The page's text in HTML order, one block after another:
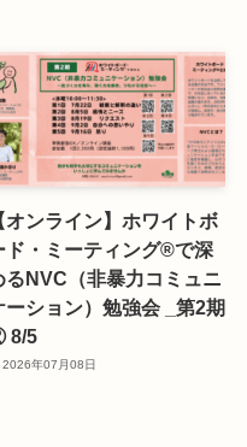
オンライン】ホワイトボ
ド・ミーティング®で深
るNVC（非暴力コミュニ
ーション）勉強会 _第2期
8/5
2026年07月08日